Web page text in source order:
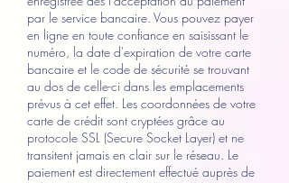
par le service bancaire. Vous pouvez payer
en ligne en toute confiance en saisissant le
numéro, la date d'expiration de votre carte
bancaire et le code de sécurité se trouvant
au dos de celle-ci dans les emplacements
prévus à cet effet. Les coordonnées de votre
carte de crédit sont cryptées grâce au
protocole SSL (Secure Socket Layer) et ne
transitent jamais en clair sur le réseau. Le
paiement est directement effectué auprès de